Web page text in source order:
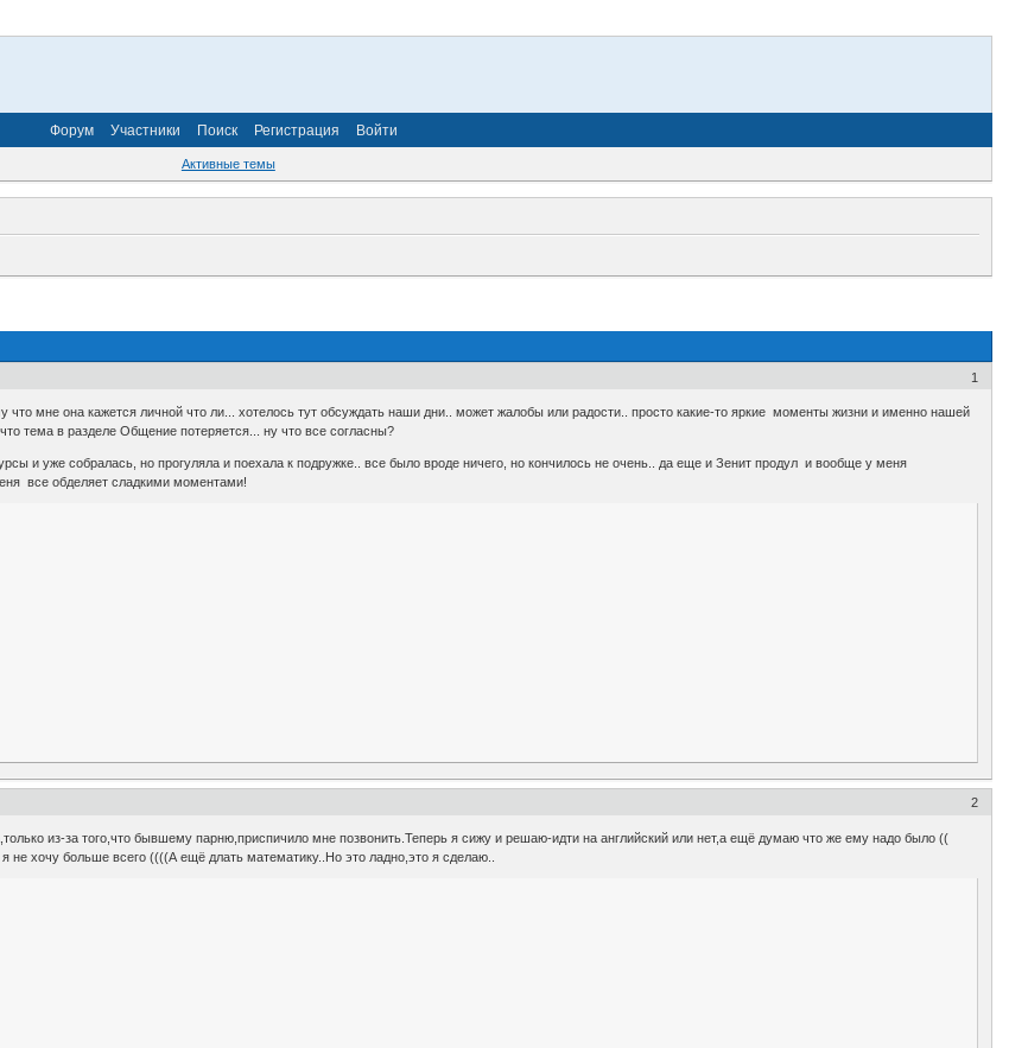
Форум Участники Поиск Регистрация Войти
Активные темы
1
что мне она кажется личной что ли... хотелось тут обсуждать наши дни.. может жалобы или радости.. просто какие-то яркие моменты жизни и именно нашей
тема в разделе Общение потеряется... ну что все согласны?
и уже собралась, но прогуляла и поехала к подружке.. все было вроде ничего, но кончилось не очень.. да еще и Зенит продул и вообще у меня
все обделяет сладкими моментами!
2
из-за того,что бывшему парню,приспичило мне позвонить.Теперь я сижу и решаю-идти на английский или нет,а ещё думаю что же ему надо было ((
не хочу больше всего ((((А ещё длать математику..Но это ладно,это я сделаю..